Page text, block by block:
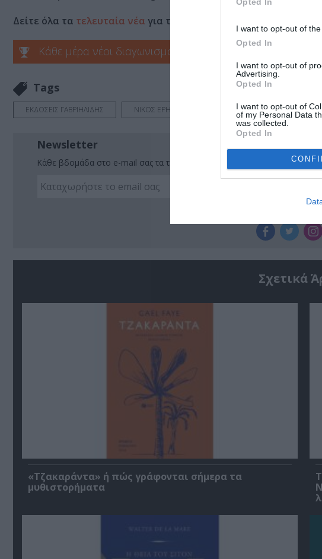
I want to opt-out of
Opted In
I want to opt-out of
Advertising.
Opted In
I want to opt-out of
of my Personal Data
was collected.
Opted In
Δείτε όλα τα τελευταία νέα για την Τέχνη και τον Πολιτισμό στο
Κάθε μέρα νέοι διαγωνισμοί στο Culturenow.gr
Tags
ΕΚΔΟΣΕΙΣ ΓΑΒΡΙΗΛΙΔΗΣ ΝΙΚΟΣ ΕΡΗΝΑΚΗΣ
Newsletter
Κάθε βδομάδα στο e-mail σας τα τελευταία νέα για την Τέχνη και τον
Σχετικά
«Τζακαράντα» ή πώς γράφονται σήμερα τα
μυθιστορήματα